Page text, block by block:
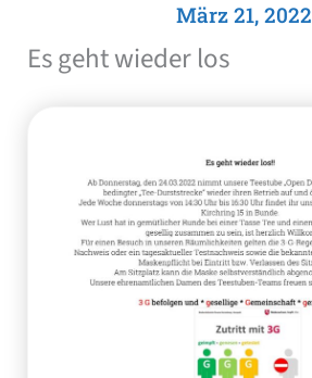
März 21, 2022
Es geht wieder los